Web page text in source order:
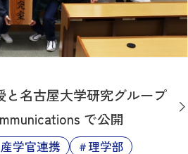
名古屋大学研究グループ
で公開
学官連携
理学部